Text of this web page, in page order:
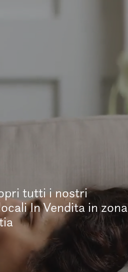
tutti i nostri
In Vendita in zona